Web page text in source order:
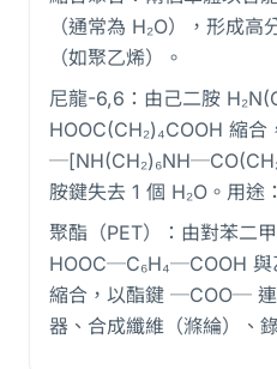
（通常為 H₂O），形成
（如聚乙烯）。
尼龍-6,6：由己二胺
HOOC(CH₂)₄COOH 縮合
胺鍵失去 1 個 H₂O。用途
聚酯（PET）：由對苯二
HOOC─C₆H₄─COOH 與
縮合，以酯鍵 ─COO─ 連
器、合成纖維（滌綸）、